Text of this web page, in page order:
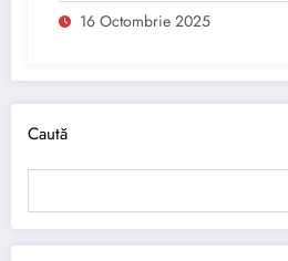
16 Octombrie 2025
Caută